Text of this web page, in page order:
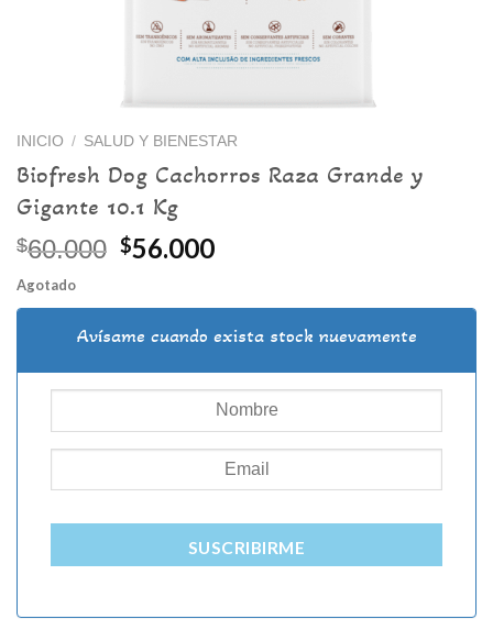
INICIO / SALUD Y BIENESTAR
Biofresh Dog Cachorros Raza Grande y
Gigante 10.1 Kg
$60.000 El
$60.000.
$56.000El
es:
$56.000.
Agotado
Avísame cuando exista stock nuevamente
SUSCRIBIRME